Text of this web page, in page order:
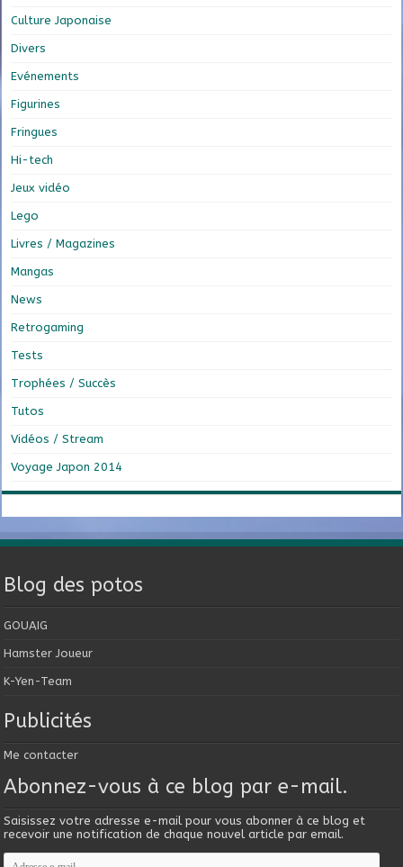
Culture Japonaise
Divers
Evénements
Figurines
Fringues
Hi-tech
Jeux vidéo
Lego
Livres / Magazines
Mangas
News
Retrogaming
Tests
Trophées / Succès
Tutos
Vidéos / Stream
Voyage Japon 2014
Blog des potos
GOUAIG
Hamster Joueur
K-Yen-Team
Publicités
Me contacter
Abonnez-vous à ce blog par e-mail.
Saisissez votre adresse e-mail pour vous abonner à ce blog et
recevoir une notification de chaque nouvel article par email.
Adresse